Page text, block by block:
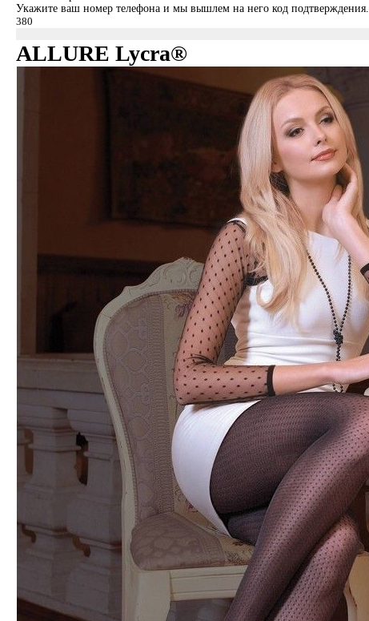
Укажите ваш номер телефона и мы вышлем на него код подтверждения.
ALLURE Lycra®